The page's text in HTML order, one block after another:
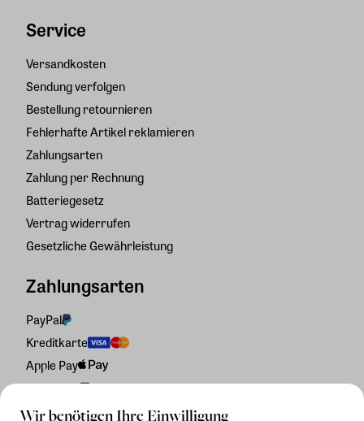
Wir benötigen Ihre Einwilligung
Service
Versandkosten
Sendung verfolgen
Bestellung retournieren
Fehlerhafte Artikel reklamieren
Zahlungsarten
Zahlung per Rechnung
Batteriegesetz
Vertrag widerrufen
Gesetzliche Gewährleistung
Zahlungsarten
PayPal
Kreditkarte
Apple Pay
Rechnung